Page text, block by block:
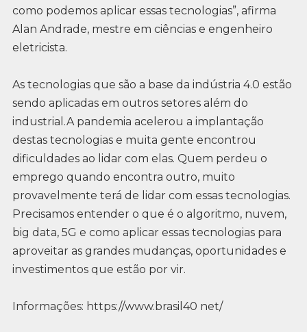
como podemos aplicar essas tecnologias”, afirma
Alan Andrade, mestre em ciências e engenheiro
eletricista.
As tecnologias que são a base da indústria 4.0 estão
sendo aplicadas em outros setores além do
industrial.A pandemia acelerou a implantação
destas tecnologias e muita gente encontrou
dificuldades ao lidar com elas. Quem perdeu o
emprego quando encontra outro, muito
provavelmente terá de lidar com essas tecnologias.
Precisamos entender o que é o algoritmo, nuvem,
big data, 5G e como aplicar essas tecnologias para
aproveitar as grandes mudanças, oportunidades e
investimentos que estão por vir.
Informações: https://www.brasil40 net/